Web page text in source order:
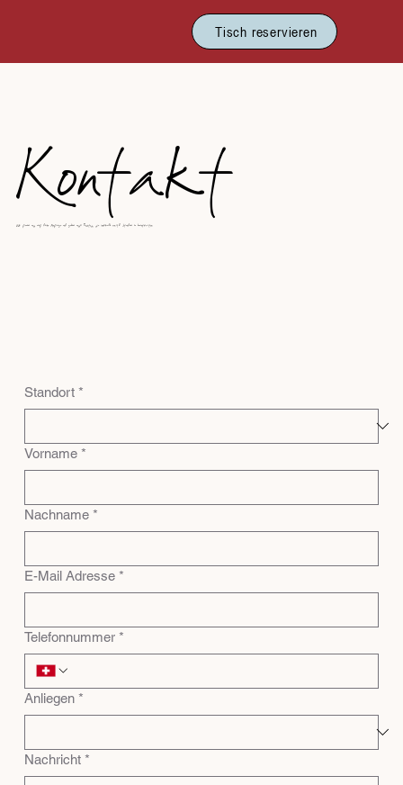
Tisch reservieren
Kontakt
Wir freuen uns auf deine Anfrage und geben unser Bestes, sie innerhalb von 48 Stunden zu beantworten.
Standort *
Vorname *
Nachname *
E-Mail Adresse *
Telefonnummer *
Anliegen *
Nachricht *